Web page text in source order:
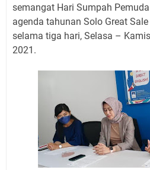
semangat Hari Sumpah
agenda tahunan Solo Great
selama tiga hari, Selasa –
2021.